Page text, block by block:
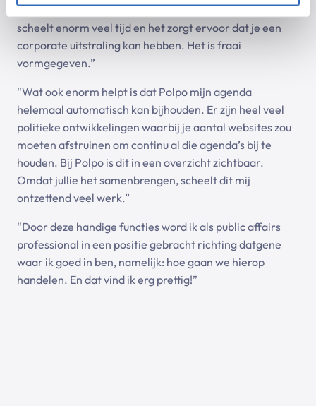
samenvoegen tot een professionele nieuwsbrief. Dat
scheelt enorm veel tijd en het zorgt ervoor dat je een
corporate uitstraling kan hebben. Het is fraai
vormgegeven.”
“Wat ook enorm helpt is dat Polpo mijn agenda
helemaal automatisch kan bijhouden. Er zijn heel veel
politieke ontwikkelingen waarbij je aantal websites zou
moeten afstruinen om continu al die agenda’s bij te
houden. Bij Polpo is dit in een overzicht zichtbaar.
Omdat jullie het samenbrengen, scheelt dit mij
ontzettend veel werk.”
“Door deze handige functies word ik als public affairs
professional in een positie gebracht richting datgene
waar ik goed in ben, namelijk: hoe gaan we hierop
handelen. En dat vind ik erg prettig!”